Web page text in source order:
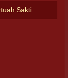
Sakti